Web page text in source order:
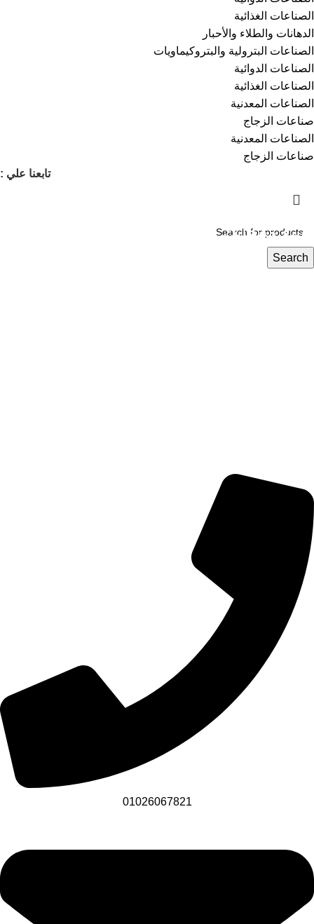
الصناعات الغذائية
⁠الدهانات والطلاء والأحبار
الصناعات البترولية والبتروكيماويات
الصناعات الدوائية
الصناعات الغذائية
الصناعات المعدنية
صناعات الزجاج
الصناعات المعدنية
صناعات الزجاج
تابعنا علي :
Search
وبيع منتجاتك الكيميائية بضغطتين زر مع كيمي
01026067821